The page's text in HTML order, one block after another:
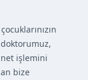
işlemini
bize